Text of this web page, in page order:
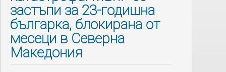
застъпи за 23-годишна
българка, блокирана от
месеци в Северна
Македония